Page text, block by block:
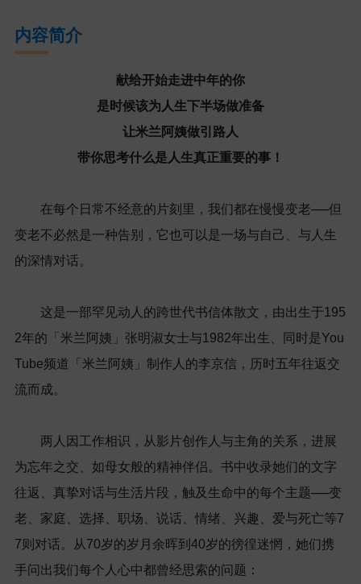
内容简介
献给开始走进中年的你
是时候该为人生下半场做准备
让米兰阿姨做引路人
带你思考什么是人生真正重要的事！
在每个日常不经意的片刻里，我们都在慢慢变老──但
变老不必然是一种告别，它也可以是一场与自己、与人生
的深情对话。
这是一部罕见动人的跨世代书信体散文，由出生于195
2年的「米兰阿姨」张明淑女士与1982年出生、同时是You
Tube频道「米兰阿姨」制作人的李京信，历时五年往返交
流而成。
两人因工作相识，从影片创作人与主角的关系，进展
为忘年之交、如母女般的精神伴侣。书中收录她们的文字
往返、真挚对话与生活片段，触及生命中的每个主题──变
老、家庭、选择、职场、说话、情绪、兴趣、爱与死亡等7
7则对话。从70岁的岁月余晖到40岁的徬徨迷惘，她们携
手问出我们每个人心中都曾经思索的问题：